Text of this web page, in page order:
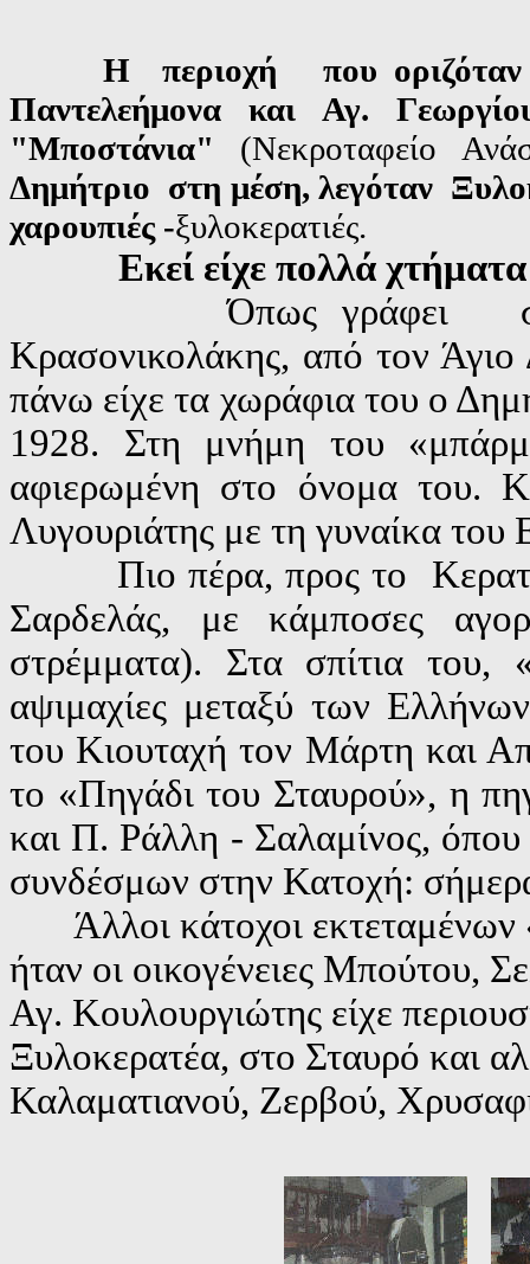
Η περιοχή που οριζόταν
Παντελεήμονα και Αγ.
"Μποστάνια" (Νεκροταφείο
Δημήτριο στη μέση, λεγόταν
χαρουπιές -ξυλοκερατιές.
Εκεί είχε πολλά
Όπως γράφει
Κρασονικολάκης, από τον Άγιο
πάνω είχε τα χωράφια του ο
1928. Στη μνήμη του
αφιερωμένη στο όνομα του.
Λυγουριάτης με τη γυναίκα
Πιο πέρα, προς το
Σαρδελάς, με κάμποσες
στρέμματα). Στα σπίτια του,
αψιμαχίες μεταξύ των
του Κιουταχή τον Μάρτη και
το «Πηγάδι του Σταυρού», η
και Π. Ράλλη - Σαλαμίνος,
συνδέσμων στην Κατοχή:
Άλλοι κάτοχοι εκτεταμένων
ήταν οι οικογένειες Μπούτου,
Αγ. Κουλουργιώτης είχε
Ξυλοκερατέα, στο Σταυρό και
Καλαματιανού, Ζερβού,